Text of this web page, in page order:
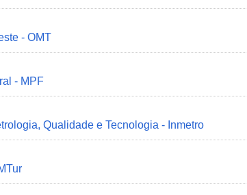
- OMT
- MPF
Qualidade e Tecnologia - Inmetro